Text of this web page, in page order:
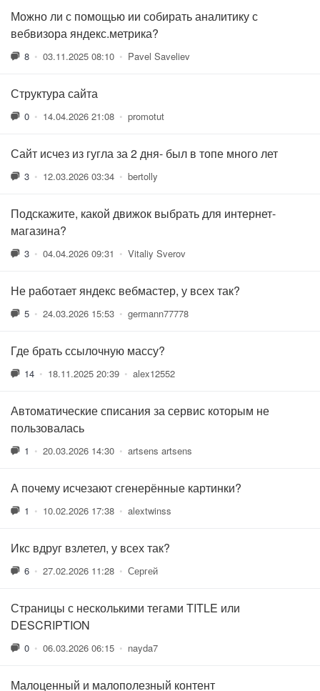
Можно ли с помощью ии собирать аналитику с
вебвизора яндекс.метрика?
8 • 03.11.2025 08:10 • Pavel Saveliev
Структура сайта
0 • 14.04.2026 21:08 • promotut
Сайт исчез из гугла за 2 дня- был в топе много лет
3 • 12.03.2026 03:34 • bertolly
Подскажите, какой движок выбрать для интернет-
магазина?
3 • 04.04.2026 09:31 • Vitaliy Sverov
Не работает яндекс вебмастер, у всех так?
5 • 24.03.2026 15:53 • germann77778
Где брать ссылочную массу?
14 • 18.11.2025 20:39 • alex12552
Автоматические списания за сервис которым не
пользовалась
1 • 20.03.2026 14:30 • artsens artsens
А почему исчезают сгенерённые картинки?
1 • 10.02.2026 17:38 • alextwinss
Икс вдруг взлетел, у всех так?
6 • 27.02.2026 11:28 • Сергей
Страницы с несколькими тегами TITLE или
DESCRIPTION
0 • 06.03.2026 06:15 • nayda7
Малоценный и малополезный контент